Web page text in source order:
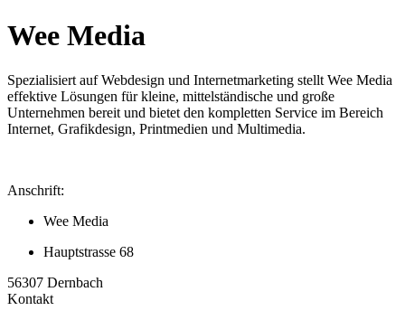
Wee Media
Spezialisiert auf Webdesign und Internetmarketing stellt Wee Media
effektive Lösungen für kleine, mittelständische und große
Unternehmen bereit und bietet den kompletten Service im Bereich
Internet, Grafikdesign, Printmedien und Multimedia.
Anschrift:
Wee Media
Hauptstrasse 68
56307 Dernbach
Kontakt